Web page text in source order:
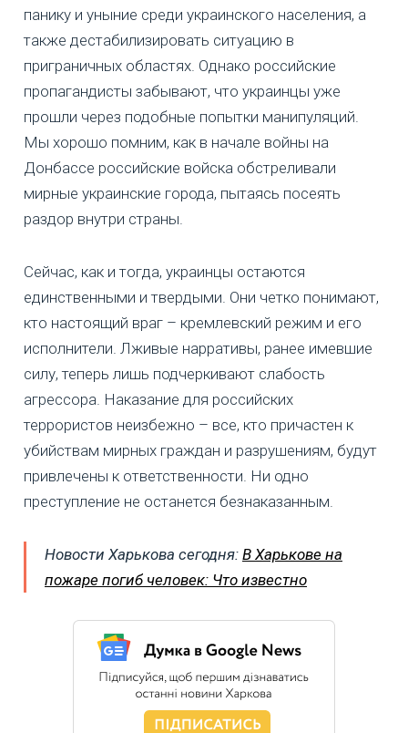
панику и уныние среди украинского населения, а
также дестабилизировать ситуацию в
приграничных областях. Однако российские
пропагандисты забывают, что украинцы уже
прошли через подобные попытки манипуляций.
Мы хорошо помним, как в начале войны на
Донбассе российские войска обстреливали
мирные украинские города, пытаясь посеять
раздор внутри страны.
Сейчас, как и тогда, украинцы остаются
единственными и твердыми. Они четко понимают,
кто настоящий враг – кремлевский режим и его
исполнители. Лживые нарративы, ранее имевшие
силу, теперь лишь подчеркивают слабость
агрессора. Наказание для российских
террористов неизбежно – все, кто причастен к
убийствам мирных граждан и разрушениям, будут
привлечены к ответственности. Ни одно
преступление не останется безнаказанным.
Новости Харькова сегодня: В Харькове на
пожаре погиб человек: Что известно